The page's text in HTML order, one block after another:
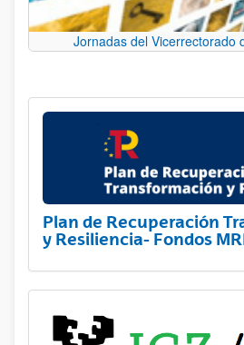
Jornadas del Vicerrectorado
Plan de Recuperación
y Resiliencia- Fondos